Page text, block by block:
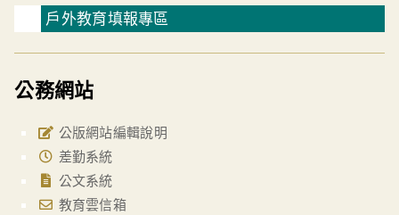
戶外教育填報專區
公務網站
公版網站編輯說明
差勤系統
公文系統
教育雲信箱